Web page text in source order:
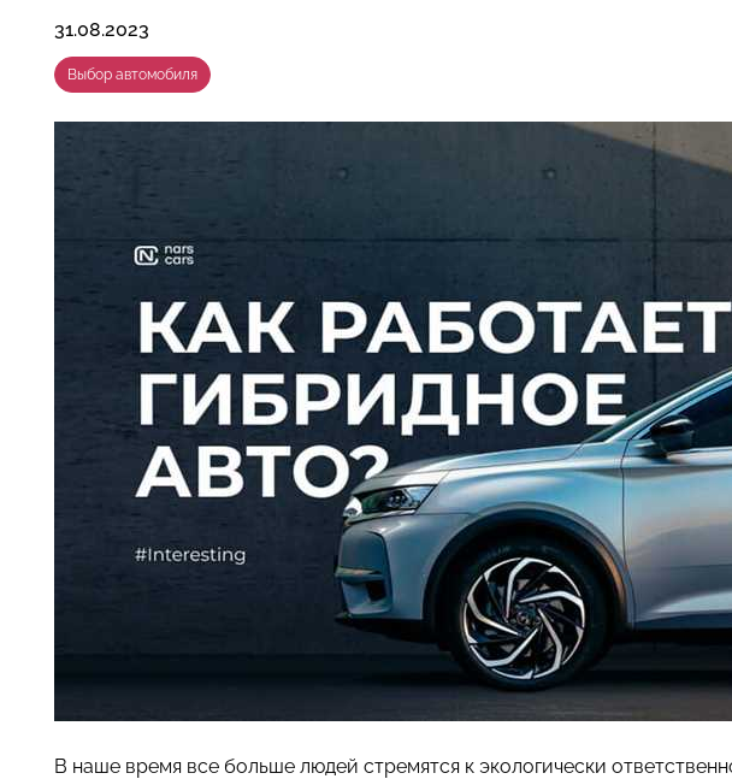
31.08.2023
Выбор автомобиля
В наше время все больше людей стремятся к экологически